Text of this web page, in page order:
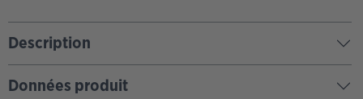
Description
Données produit